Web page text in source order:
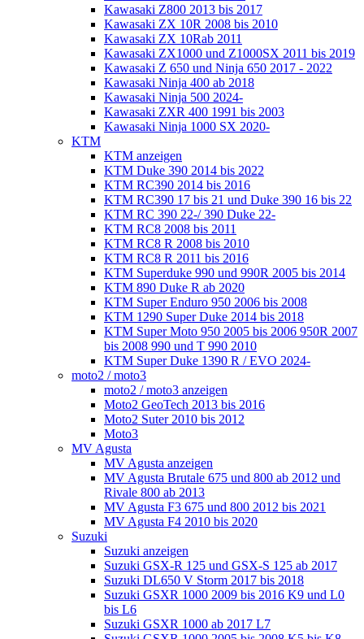
Kawasaki Z800 2013 bis 2017
Kawasaki ZX 10R 2008 bis 2010
Kawasaki ZX 10Rab 2011
Kawasaki ZX1000 und Z1000SX 2011 bis 2019
Kawasaki Z 650 und Ninja 650 2017 - 2022
Kawasaki Ninja 400 ab 2018
Kawasaki Ninja 500 2024-
Kawasaki ZXR 400 1991 bis 2003
Kawasaki Ninja 1000 SX 2020-
KTM
KTM anzeigen
KTM Duke 390 2014 bis 2022
KTM RC390 2014 bis 2016
KTM RC390 17 bis 21 und Duke 390 16 bis 22
KTM RC 390 22-/ 390 Duke 22-
KTM RC8 2008 bis 2011
KTM RC8 R 2008 bis 2010
KTM RC8 R 2011 bis 2016
KTM Superduke 990 und 990R 2005 bis 2014
KTM 890 Duke R ab 2020
KTM Super Enduro 950 2006 bis 2008
KTM 1290 Super Duke 2014 bis 2018
KTM Super Moto 950 2005 bis 2006 950R 2007
bis 2008 990 und T 990 2010
KTM Super Duke 1390 R / EVO 2024-
moto2 / moto3
moto2 / moto3 anzeigen
Moto2 GeoTech 2013 bis 2016
Moto2 Suter 2010 bis 2012
Moto3
MV Agusta
MV Agusta anzeigen
MV Agusta Brutale 675 und 800 ab 2012 und
Rivale 800 ab 2013
MV Agusta F3 675 und 800 2012 bis 2021
MV Agusta F4 2010 bis 2020
Suzuki
Suzuki anzeigen
Suzuki GSX-R 125 und GSX-S 125 ab 2017
Suzuki DL650 V Storm 2017 bis 2018
Suzuki GSXR 1000 2009 bis 2016 K9 und L0
bis L6
Suzuki GSXR 1000 ab 2017 L7